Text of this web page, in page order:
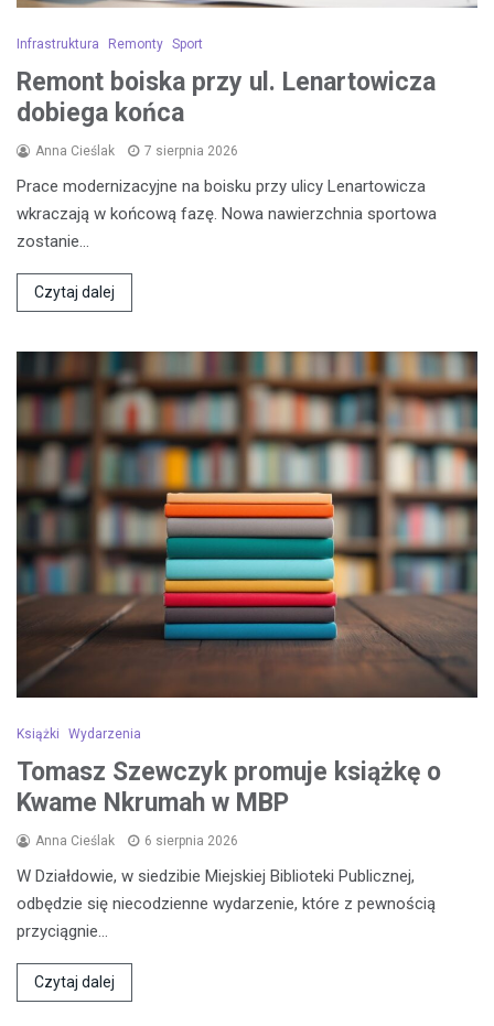
Infrastruktura Remonty Sport
Remont boiska przy ul. Lenartowicza
dobiega końca
Anna Cieślak 7 sierpnia 2026
Prace modernizacyjne na boisku przy ulicy Lenartowicza
wkraczają w końcową fazę. Nowa nawierzchnia sportowa
zostanie…
Czytaj dalej
Książki Wydarzenia
Tomasz Szewczyk promuje książkę o
Kwame Nkrumah w MBP
Anna Cieślak 6 sierpnia 2026
W Działdowie, w siedzibie Miejskiej Biblioteki Publicznej,
odbędzie się niecodzienne wydarzenie, które z pewnością
przyciągnie…
Czytaj dalej